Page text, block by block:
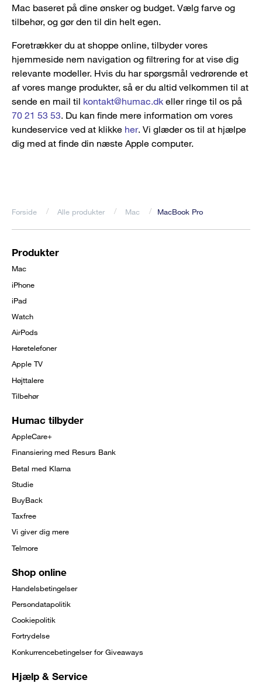
Mac baseret på dine ønsker og budget. Vælg farve og
tilbehør, og gør den til din helt egen.
Foretrækker du at shoppe online, tilbyder vores
hjemmeside nem navigation og filtrering for at vise dig
relevante modeller. Hvis du har spørgsmål vedrørende et
af vores mange produkter, så er du altid velkommen til at
sende en mail til kontakt@humac.dk eller ringe til os på
70 21 53 53. Du kan finde mere information om vores
kundeservice ved at klikke her. Vi glæder os til at hjælpe
dig med at finde din næste Apple computer.
Brødkrumme
Forside Alle produkter Mac MacBook Pro
Footer
menu
Produkter
Mac
iPhone
iPad
Watch
AirPods
Høretelefoner
Apple TV
Højttalere
Tilbehør
Humac tilbyder
AppleCare+
Finansiering med Resurs Bank
Betal med Klarna
Studie
BuyBack
Taxfree
Vi giver dig mere
Telmore
Shop online
Handelsbetingelser
Persondatapolitik
Cookiepolitik
Fortrydelse
Konkurrencebetingelser for Giveaways
Hjælp & Service